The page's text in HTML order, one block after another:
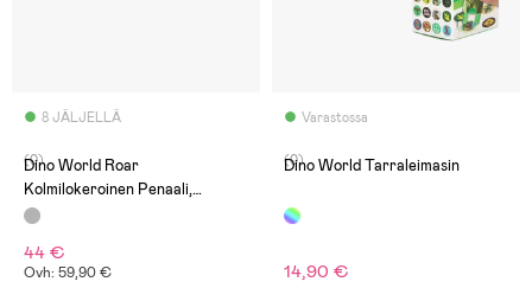
8 JÄLJELLÄ
(0)
Dino World Roar
Kolmilokeroinen Penaali,
Harmaa
44 €
Ovh: 59,90 €
Varastossa
(0)
Dino World Tarraleimasin
14,90 €